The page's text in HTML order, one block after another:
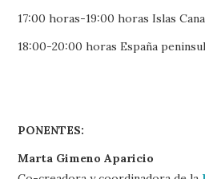
17:00 horas-19:00 horas Islas
18:00-20:00 horas España
PONENTES:
Marta Gimeno Aparicio